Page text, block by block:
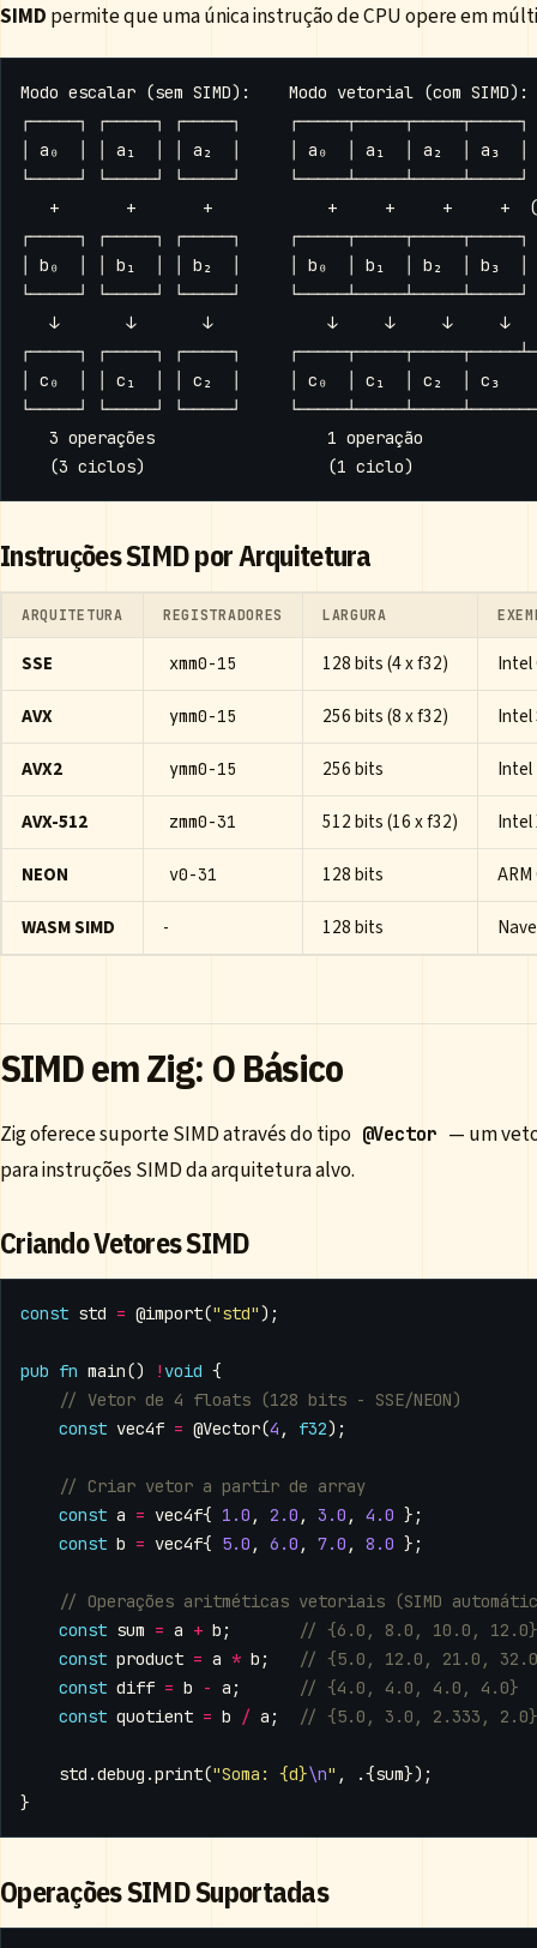
SIMD permite que uma única instrução de CPU opere em
Instruções SIMD por Arquitetura
ARQUITETURA REGISTRADORES LARGURA
SSE xmm0-15 128 bits (4 x f32)
Intel
AVX
ymm0-15 256 bits (8 x f32)
Intel
AVX2
ymm0-15 256 bits
Intel
AVX-512
zmm0-31 512 bits (16 x f32)
Intel
NEON
v0-31 128 bits
WASM SIMD
- 128 bits
SIMD em Zig: O Básico
Zig oferece suporte SIMD através do tipo @Vector — um
para instruções SIMD da arquitetura alvo.
Criando Vetores SIMD
const std = @import("std" );
pub fn main() ! void {
const vec4f = @Vector(4 , f32);
const a = vec4f{ 1.0 , 2.0 , 3.0 , 4.0 };
const b = vec4f{ 5.0 , 6.0 , 7.0 , 8.0 };
const sum = a + b ;
const product = a * b ;
const diff = b - a ;
const quotient = b / a ;
std .debug .print("Soma: {d}\n" , .{sum});
}
Operações SIMD Suportadas